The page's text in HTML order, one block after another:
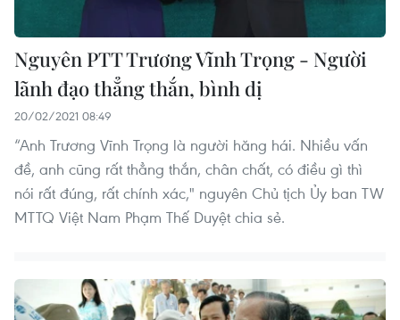
Nguyên PTT Trương Vĩnh Trọng - Người
lãnh đạo thẳng thắn, bình dị
20/02/2021 08:49
“Anh Trương Vĩnh Trọng là người hăng hái. Nhiều vấn
đề, anh cũng rất thẳng thắn, chân chất, có điều gì thì
nói rất đúng, rất chính xác," nguyên Chủ tịch Ủy ban TW
MTTQ Việt Nam Phạm Thế Duyệt chia sẻ.